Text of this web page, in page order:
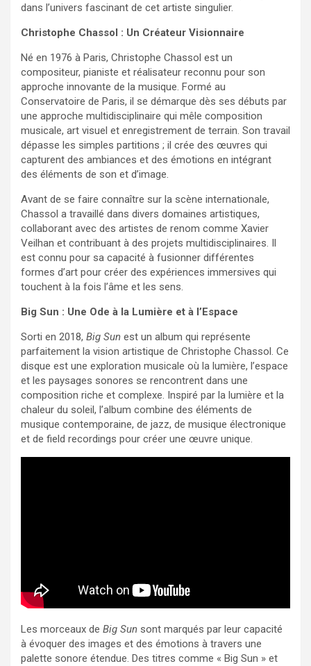
dans l’univers fascinant de cet artiste singulier.
Christophe Chassol : Un Créateur Visionnaire
Né en 1976 à Paris, Christophe Chassol est un
compositeur, pianiste et réalisateur reconnu pour son
approche innovante de la musique. Formé au
Conservatoire de Paris, il se démarque dès ses débuts par
une approche multidisciplinaire qui mêle composition
musicale, art visuel et enregistrement de terrain. Son travail
dépasse les simples partitions ; il crée des œuvres qui
capturent des ambiances et des émotions en intégrant
des éléments de son et d’image.
Avant de se faire connaître sur la scène internationale,
Chassol a travaillé dans divers domaines artistiques,
collaborant avec des artistes de renom comme Xavier
Veilhan et contribuant à des projets multidisciplinaires. Il
est connu pour sa capacité à fusionner différentes
formes d’art pour créer des expériences immersives qui
touchent à la fois l’âme et les sens.
Big Sun : Une Ode à la Lumière et à l’Espace
Sorti en 2018, Big Sun est un album qui représente
parfaitement la vision artistique de Christophe Chassol. Ce
disque est une exploration musicale où la lumière, l’espace
et les paysages sonores se rencontrent dans une
composition riche et complexe. Inspiré par la lumière et la
chaleur du soleil, l’album combine des éléments de
musique contemporaine, de jazz, de musique électronique
et de field recordings pour créer une œuvre unique.
Les morceaux de Big Sun sont marqués par leur capacité
à évoquer des images et des émotions à travers une
palette sonore étendue. Des titres comme « Big Sun » et